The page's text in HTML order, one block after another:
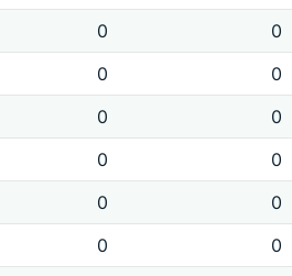
0
0
0
0
0
0
0
0
0
0
0
0